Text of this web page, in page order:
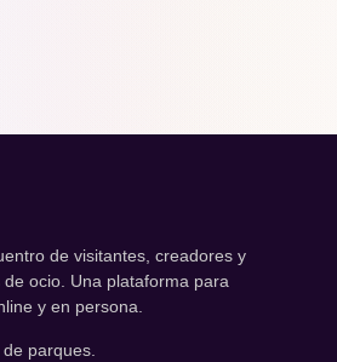
de visitantes, creadores y
ocio. Una plataforma para
y en persona.
parques.